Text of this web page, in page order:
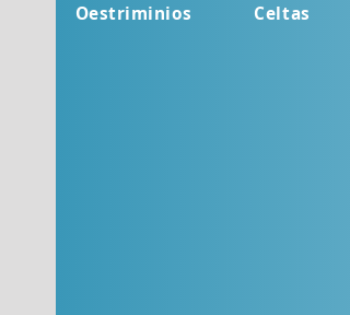
Oestriminios
Celtas